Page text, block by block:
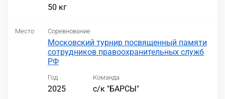
50 кг
Место Соревнование
Московский турнир посвященный памяти
сотрудников правоохранительных служб
РФ
Год
2025
Команда
с/к "БАРСЫ"